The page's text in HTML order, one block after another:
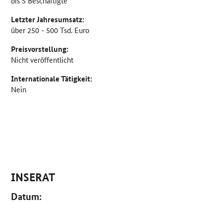
Letzter Jahresumsatz:
über 250 - 500 Tsd. Euro
Preisvorstellung:
Nicht veröffentlicht
Internationale Tätigkeit:
Nein
INSERAT
Datum: